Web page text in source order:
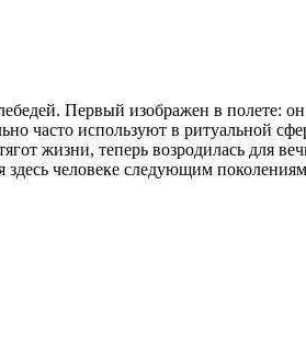
Первый изображен в полете:
часто используют в ритуальной
жизни, теперь возродилась для
здесь человеке следующим